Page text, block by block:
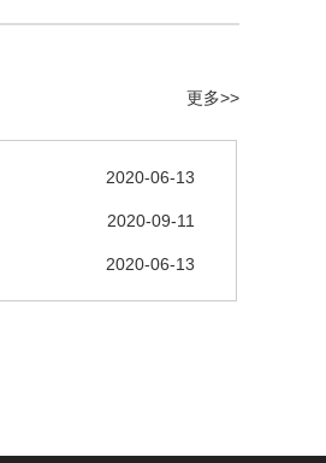
更多>>
2020-06-13
2020-09-11
2020-06-13